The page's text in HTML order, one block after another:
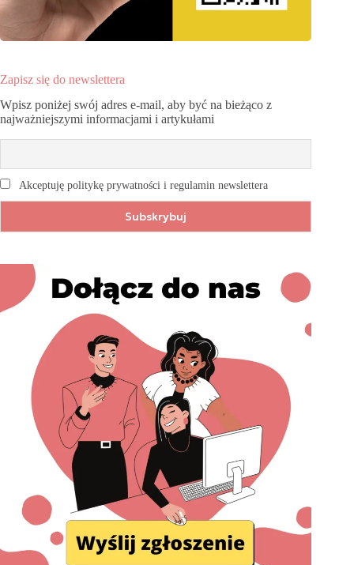
Zapisz się do newslettera
Wpisz poniżej swój adres e-mail, aby być na bieżąco z
najważniejszymi informacjami i artykułami
Akceptuję politykę prywatności i regulamin newslettera